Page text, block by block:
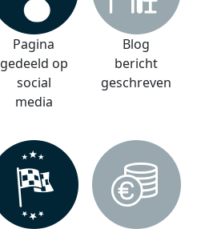
Pagina
gedeeld op
social
media
Blog
bericht
geschreven